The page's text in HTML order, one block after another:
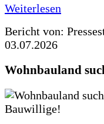
Weiterlesen
Bericht von:
03.07.2026
Wohnbauland